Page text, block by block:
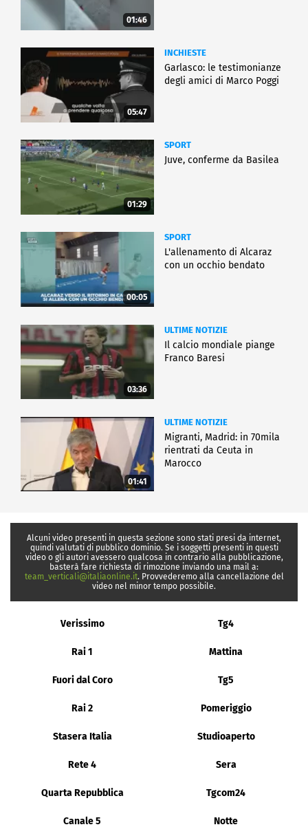
01:46
05:47
INCHIESTE
Garlasco: le testimonianze
degli amici di Marco Poggi
01:29
SPORT
Juve, conferme da Basilea
00:05
SPORT
L'allenamento di Alcaraz
con un occhio bendato
03:36
ULTIME NOTIZIE
Il calcio mondiale piange
Franco Baresi
01:41
ULTIME NOTIZIE
Migranti, Madrid: in 70mila
rientrati da Ceuta in
Marocco
Alcuni video presenti in questa sezione sono stati presi da internet,
quindi valutati di pubblico dominio. Se i soggetti presenti in questi
video o gli autori avessero qualcosa in contrario alla pubblicazione,
basterà fare richiesta di rimozione inviando una mail a:
team_verticali@italiaonline.it. Provvederemo alla cancellazione del
video nel minor tempo possibile.
Verissimo Tg4
Rai 1 Mattina
Fuori dal Coro Tg5
Rai 2 Pomeriggio
Stasera Italia Studioaperto
Rete 4 Sera
Quarta Repubblica Tgcom24
Canale 5 Notte